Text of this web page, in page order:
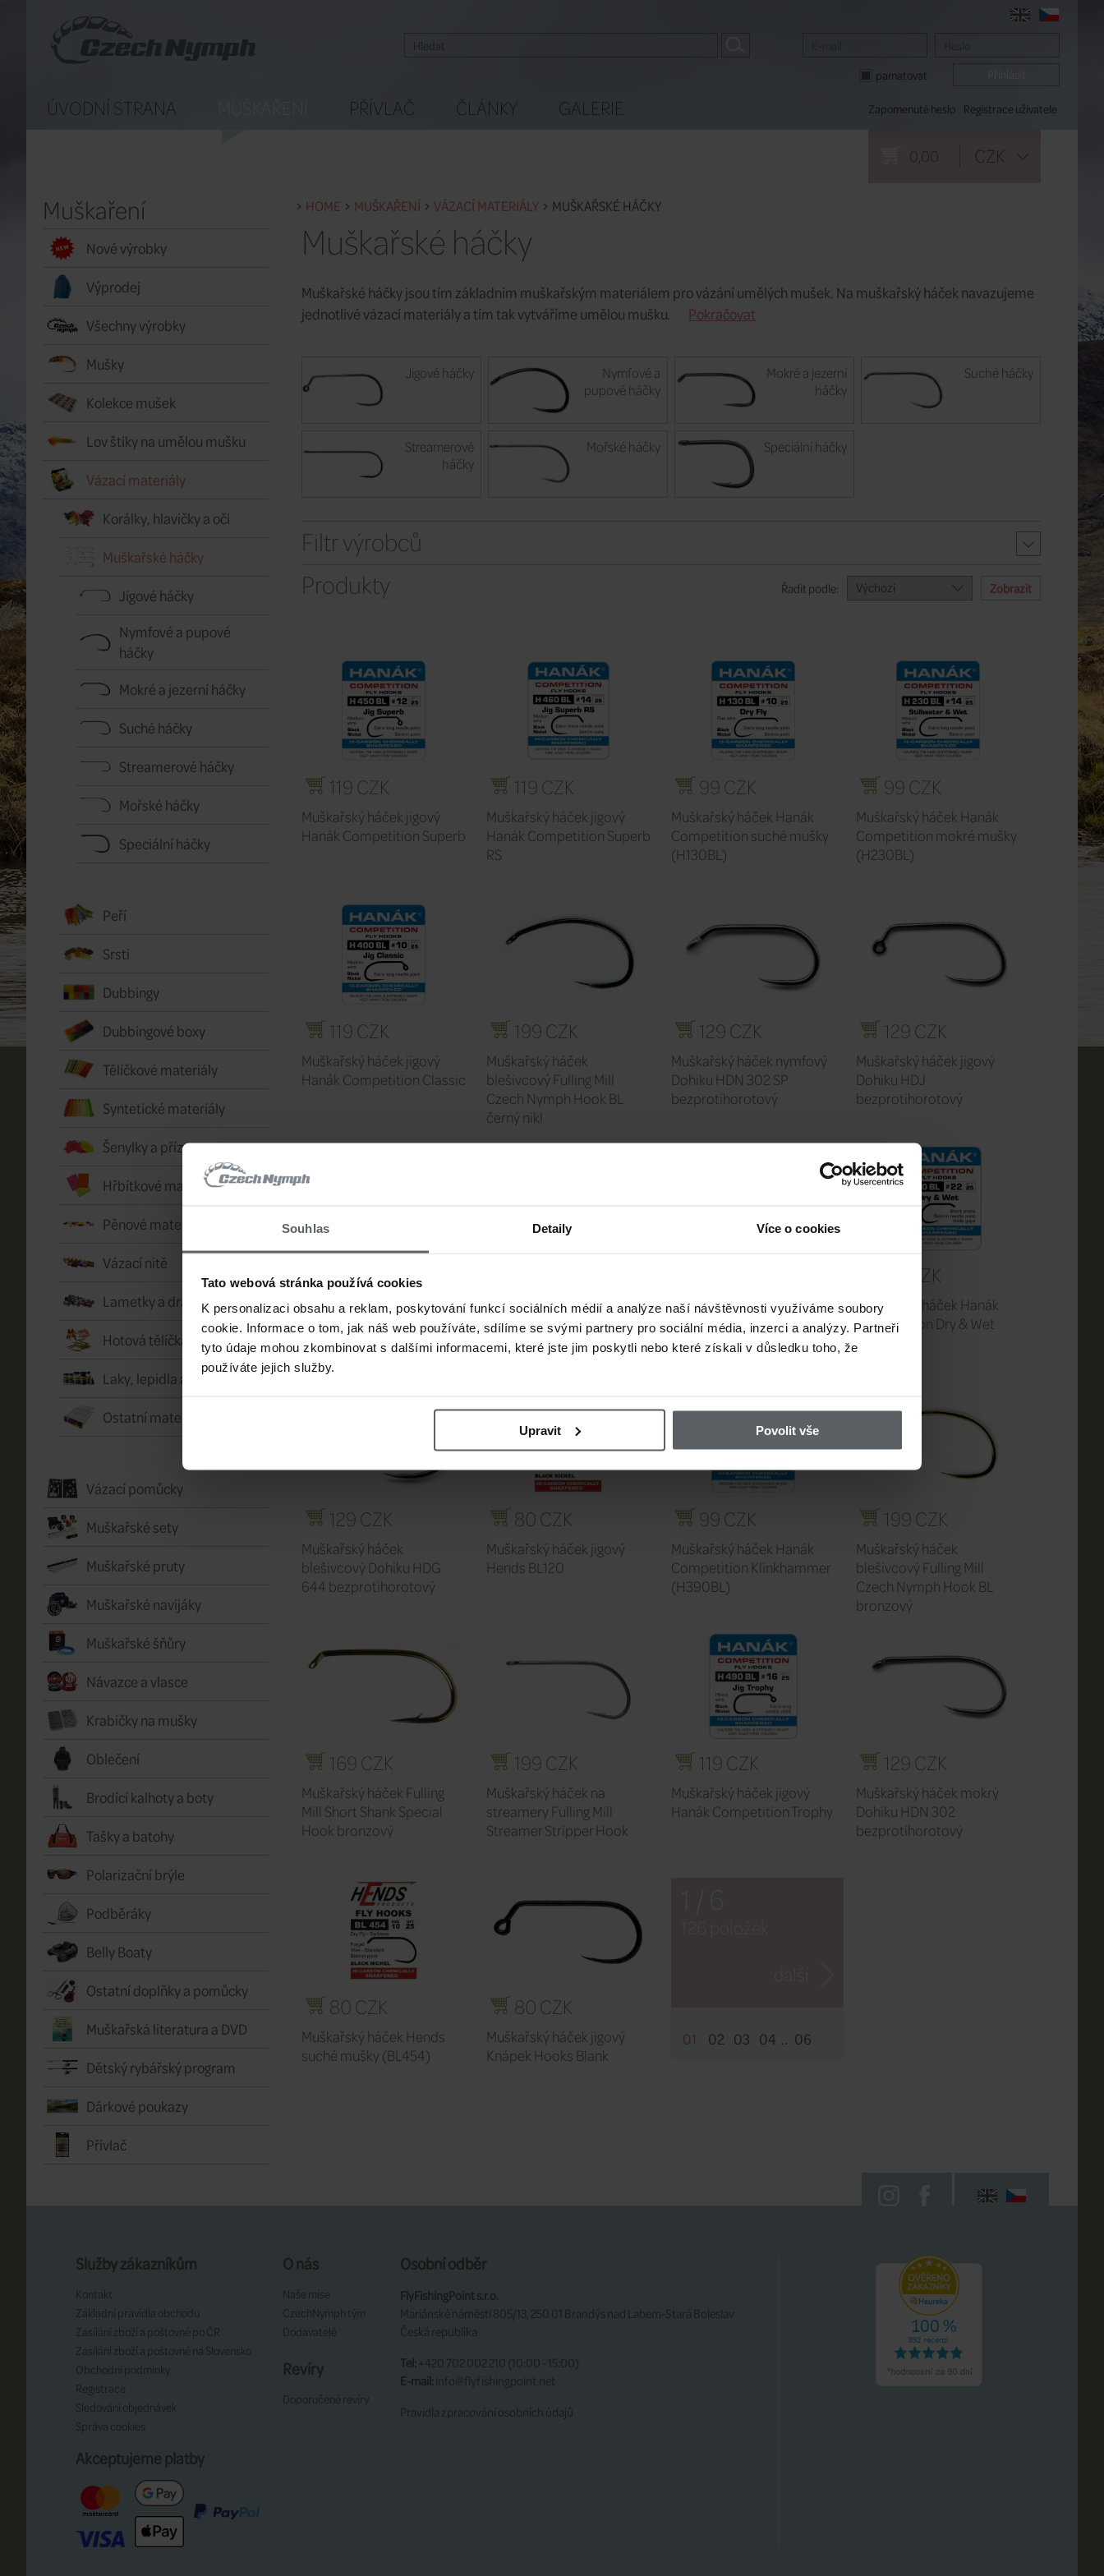
Souhlas Detaily Více o cookies
Tato webová stránka používá cookies
K personalizaci obsahu a reklam, poskytování funkcí sociálních médií a analýze naší návštěvnosti využíváme soubory
cookie. Informace o tom, jak náš web používáte, sdílíme se svými partnery pro sociální média, inzerci a analýzy. Partneři
tyto údaje mohou zkombinovat s dalšími informacemi, které jste jim poskytli nebo které získali v důsledku toho, že
používáte jejich služby.
Upravit Povolit vše
pamatovat
Zapomenuté heslo Registrace uživatele
0,00 CZK
ÚVODNÍ STRANA PŘÍVLAČ ČLÁNKY GALERIE
Muškaření
Nové výrobky
Výprodej
Všechny výrobky
Mušky
Kolekce mušek
Lov štiky na umělou mušku
Vázací materiály
Korálky, hlavičky a oči
Muškařské háčky
Jigové háčky
Nymfové a pupové
háčky
Mokré a jezerní háčky
Suché háčky
Streamerové háčky
Mořské háčky
Speciální háčky
Peří
Srsti
Dubbingy
Dubbingové boxy
Tělíčkové materiály
Syntetické materiály
Šenylky a příze
Hřbítkové materiály a fólie
Pěnové materiály
Vázací nitě
Lametky a drátky
Hotová tělíčka
Laky, lepidla a vosky
Ostatní materiály
Vázací pomůcky
Muškařské sety
Muškařské pruty
Muškařské navijáky
Muškařské šňůry
Návazce a vlasce
Krabičky na mušky
Oblečení
Brodící kalhoty a boty
Tašky a batohy
Polarizační brýle
Podběráky
Belly Boaty
Ostatní doplňky a pomůcky
Muškařská literatura a DVD
Dětský rybářský program
Dárkové poukazy
Přívlač
HOME MUŠKAŘENÍ VÁZACÍ MATERIÁLY MUŠKAŘSKÉ HÁČKY
Muškařské háčky
Muškařské háčky jsou tím základním muškařským materiálem pro vázání umělých mušek. Na muškařský háček navazujeme
jednotlivé vázací materiály a tím tak vytváříme umělou mušku.
Pokračovat
Jigové háčky
Nymfové a
pupové háčky
Mokré a jezerní
háčky
Suché háčky
Streamerové
háčky
Mořské háčky Speciální háčky
Filtr výrobců
Produkty
Řadit podle: Výchozí
119 CZK
Muškařský háček jigový
Hanák Competition Superb
119 CZK
Muškařský háček jigový
Hanák Competition Superb
RS
99 CZK
Muškařský háček Hanák
Competition suché mušky
(H130BL)
99 CZK
Muškařský háček Hanák
Competition mokré mušky
(H230BL)
119 CZK
Muškařský háček jigový
Hanák Competition Classic
199 CZK
Muškařský háček
blešivcový Fulling Mill
Czech Nymph Hook BL
černý nikl
129 CZK
Muškařský háček nymfový
Dohiku HDN 302 SP
bezprotihorotový
129 CZK
Muškařský háček jigový
Dohiku HDJ
bezprotihorotový
199 CZK
Muškařský háček jigový
Fulling Mill Force
bezprotihorotový
Muškařský háček jigový
Hanák Competition Super
Trophy (H45XH)
Muškařský háček jigový
Fulling Mill Force krátký
bezprotihorotový
99 CZK
Muškařský háček Hanák
Competition Dry & Wet
(H150BL)
129 CZK
Muškařský háček
blešivcový Dohiku HDG
644 bezprotihorotový
80 CZK
Muškařský háček jigový
Hends BL120
99 CZK
Muškařský háček Hanák
Competition Klinkhammer
(H390BL)
199 CZK
Muškařský háček
blešivcový Fulling Mill
Czech Nymph Hook BL
bronzový
169 CZK
Muškařský háček Fulling
Mill Short Shank Special
Hook bronzový
199 CZK
Muškařský háček na
streamery Fulling Mill
Streamer Stripper Hook
119 CZK
Muškařský háček jigový
Hanák Competition Trophy
129 CZK
Muškařský háček mokrý
Dohiku HDN 302
bezprotihorotový
80 CZK
Muškařský háček Hends
suché mušky (BL454)
80 CZK
Muškařský háček jigový
Knápek Hooks Blank
01 02 03 04 .. 06
Služby zákazníkům
Kontakt
Základní pravidla obchodu
Zasílání zboží a poštovné po ČR
Zasílání zboží a poštovné na Slovensko
Obchodní podmínky
Registrace
Sledování objednávek
Správa cookies
O nás
Naše mise
CzechNymph tým
Dodavatelé
Revíry
Doporučené revíry
Osobní odběr
FlyFishingPoint s.r.o.
Mariánské náměstí 805/13, 250 01 Brandýs nad Labem-Stará Boleslav
Česká republika
Tel: +420 702 002 210 (10:00 - 15:00)
E-mail:info@flyfishingpoint.net
Pravidla zpracování osobních údajů
Akceptujeme platby